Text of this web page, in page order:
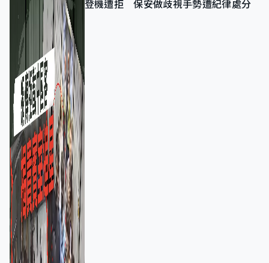
登機遭拒 保安做歧視手勢遭紀律處分